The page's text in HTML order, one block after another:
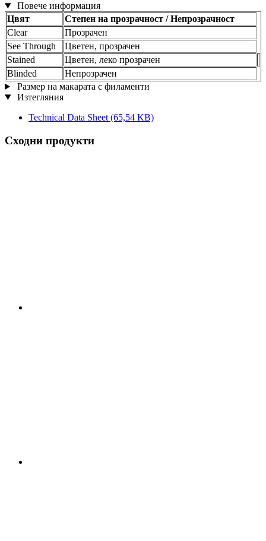
Повече информация
Цвят
Степен на прозрачност / Непрозрачност
Clear
Прозрачен
See Through
Цветен, прозрачен
Stained
Цветен, леко прозрачен
Blinded
Непрозрачен
Размер на макарата с филаменти
Изтегляния
Technical Data Sheet (65,54 KB)
Сходни продукти